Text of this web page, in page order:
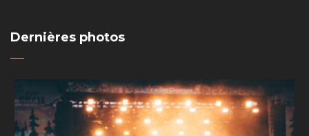
Dernières photos